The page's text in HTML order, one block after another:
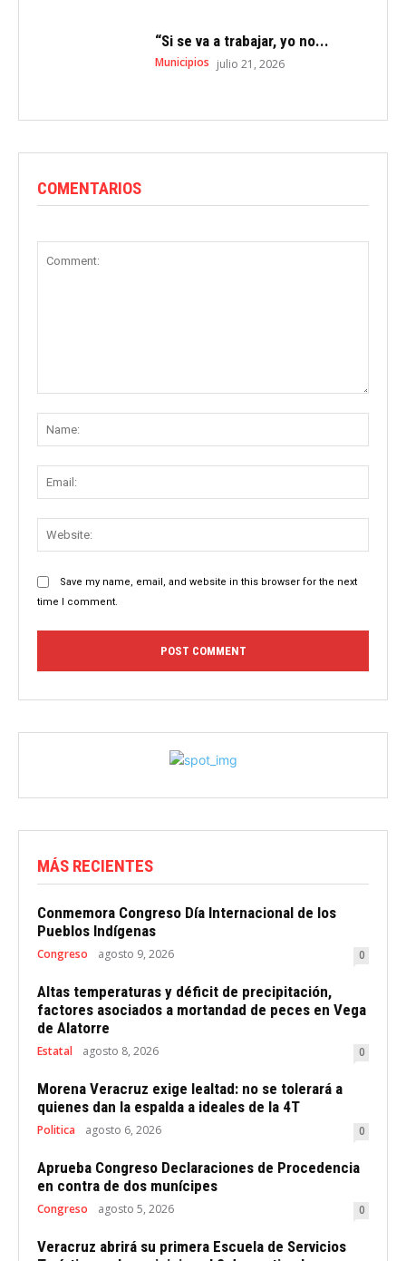
“Si se va a trabajar, yo no...
Municipios julio 21, 2026
COMENTARIOS
Save my name, email, and website in this browser for the next
time I comment.
MÁS RECIENTES
Conmemora Congreso Día Internacional de los
Pueblos Indígenas
Congreso agosto 9, 2026 0
Altas temperaturas y déficit de precipitación,
factores asociados a mortandad de peces en Vega
de Alatorre
Estatal agosto 8, 2026 0
Morena Veracruz exige lealtad: no se tolerará a
quienes dan la espalda a ideales de la 4T
Politica agosto 6, 2026 0
Aprueba Congreso Declaraciones de Procedencia
en contra de dos munícipes
Congreso agosto 5, 2026 0
Veracruz abrirá su primera Escuela de Servicios